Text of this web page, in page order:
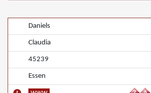
Daniels
Claudia
45239
Essen